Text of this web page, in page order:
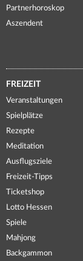
Partnerhoroskop
Aszendent
FREIZEIT
Veranstaltungen
Spielplätze
Rezepte
Meditation
Ausflugsziele
Freizeit-Tipps
Ticketshop
Lotto Hessen
Spiele
Mahjong
Backgammon